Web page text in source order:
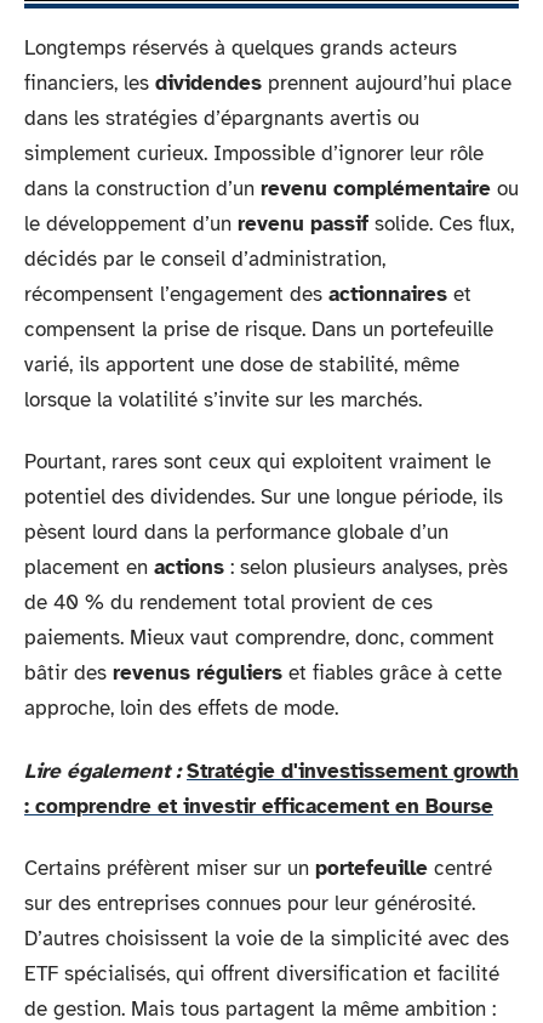
Longtemps réservés à quelques grands acteurs
financiers, les dividendes prennent aujourd’hui place
dans les stratégies d’épargnants avertis ou
simplement curieux. Impossible d’ignorer leur rôle
dans la construction d’un revenu complémentaire ou
le développement d’un revenu passif solide. Ces flux,
décidés par le conseil d’administration,
récompensent l’engagement des actionnaires et
compensent la prise de risque. Dans un portefeuille
varié, ils apportent une dose de stabilité, même
lorsque la volatilité s’invite sur les marchés.
Pourtant, rares sont ceux qui exploitent vraiment le
potentiel des dividendes. Sur une longue période, ils
pèsent lourd dans la performance globale d’un
placement en actions : selon plusieurs analyses, près
de 40 % du rendement total provient de ces
paiements. Mieux vaut comprendre, donc, comment
bâtir des revenus réguliers et fiables grâce à cette
approche, loin des effets de mode.
Lire également : Stratégie d'investissement growth
: comprendre et investir efficacement en Bourse
Certains préfèrent miser sur un portefeuille centré
sur des entreprises connues pour leur générosité.
D’autres choisissent la voie de la simplicité avec des
ETF spécialisés, qui offrent diversification et facilité
de gestion. Mais tous partagent la même ambition :